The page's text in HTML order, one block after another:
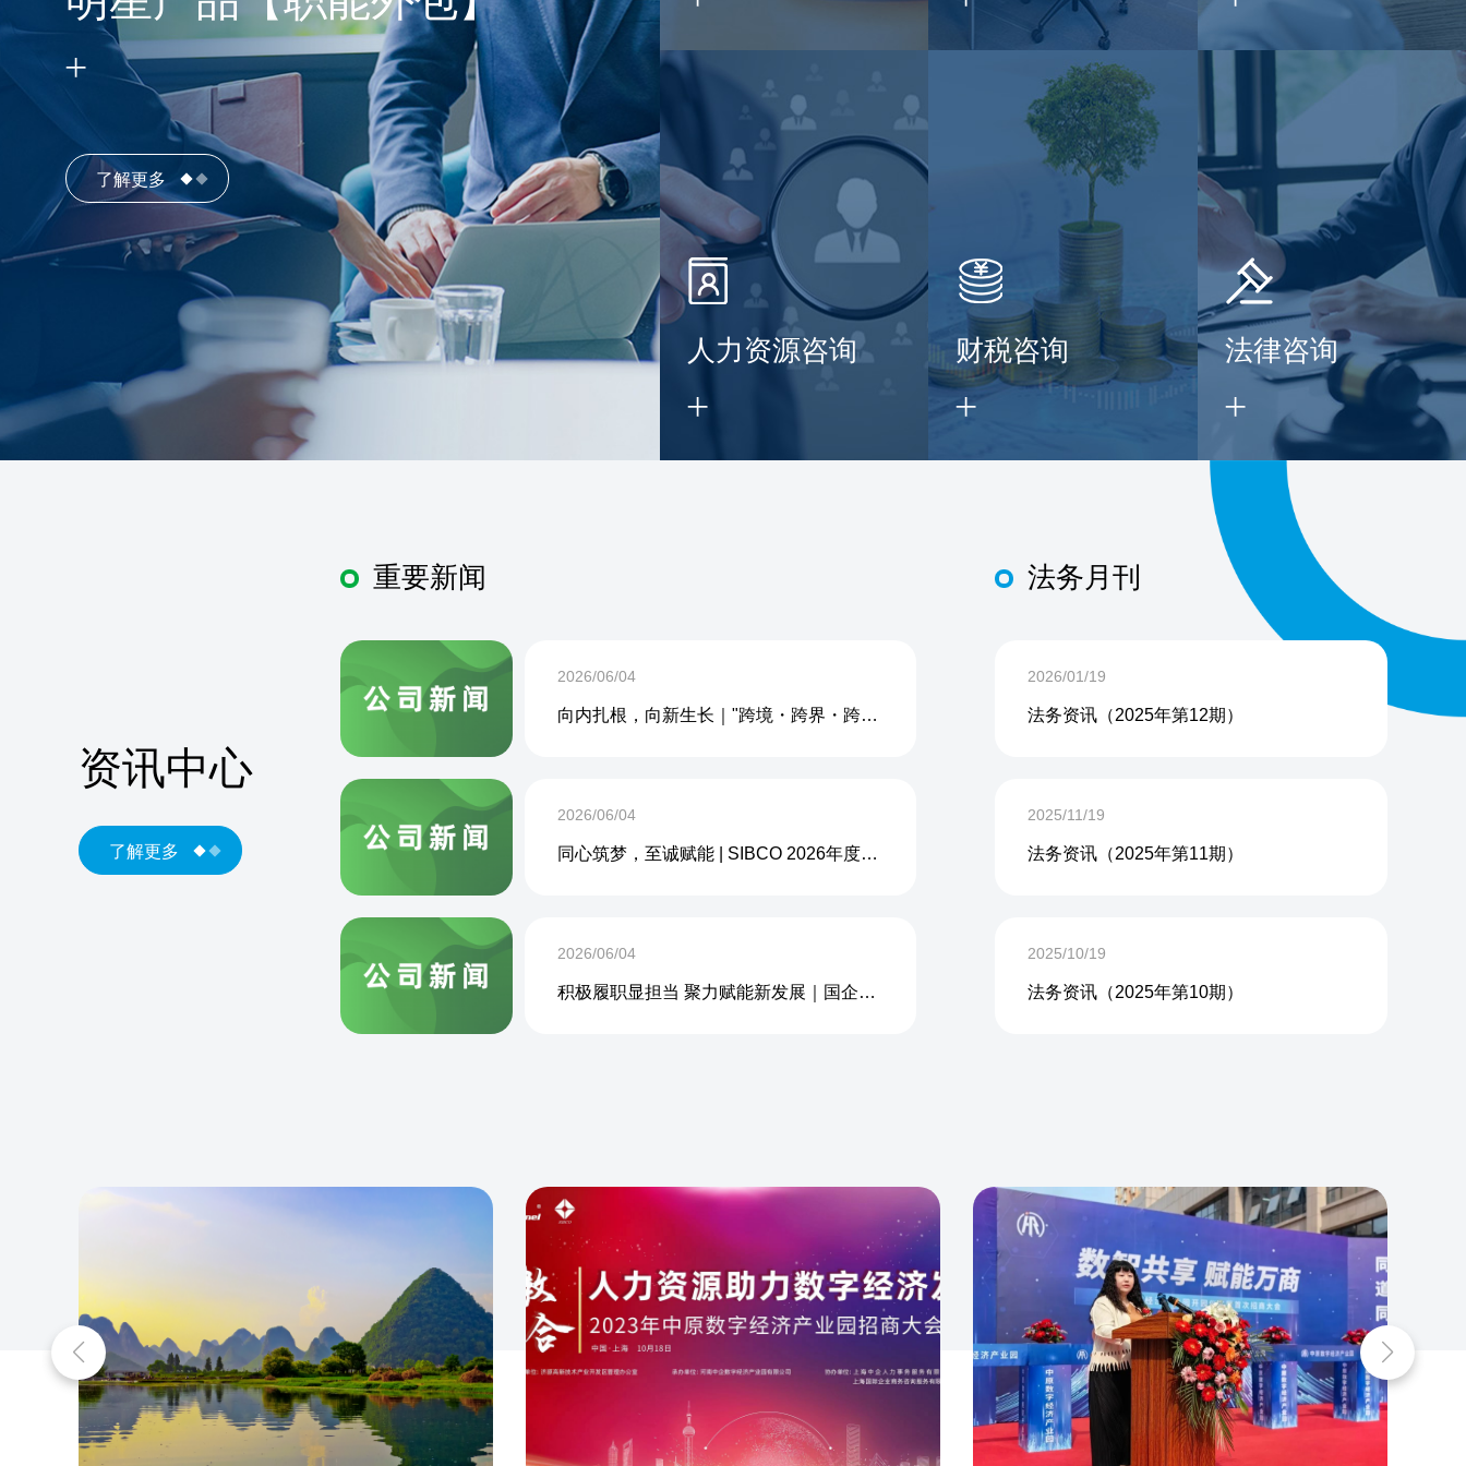
了解更多
人力资源咨询 财税咨询 法律咨询
资讯中心
了解更多
重要新闻
2026/06/04
向内扎根，向新生长｜"跨境・跨界・跨周期企业内生力沙龙"成功举办
2026/06/04
同心筑梦，至诚赋能 | SIBCO 2026年度团建活动圆满收官
2026/06/04
积极履职显担当 聚力赋能新发展｜国企商务&中企人力出席上海现代服务业联合会第五届会员大会第三次会议暨2026服务业高质量发展大会
法务月刊
2026/01/19
法务资讯（2025年第12期）
2025/11/19
法务资讯（2025年第11期）
2025/10/19
法务资讯（2025年第10期）